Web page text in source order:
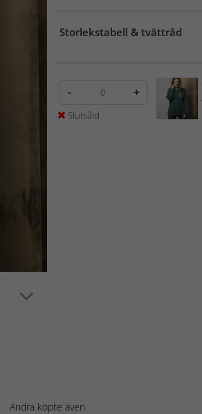
Storlekstabell & tvättråd
- +
Slutsåld
Andra köpte även